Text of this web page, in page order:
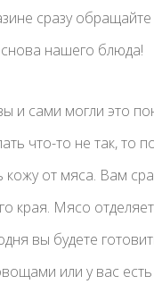
сразу
нашего блюда!
сами могли это
что-то не так, то
кожу от мяса. Вам
края. Мясо
вы будете
или у вас